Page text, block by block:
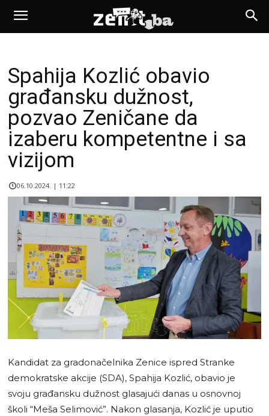
Spahija Kozlić obavio
građansku dužnost,
pozvao Zeničane da
izaberu kompetentne i sa
vizijom
06.10.2024. | 11:22
Kandidat za gradonačelnika Zenice ispred Stranke
demokratske akcije (SDA), Spahija Kozlić, obavio je
svoju građansku dužnost glasajući danas u osnovnoj
školi “Meša Selimović”. Nakon glasanja, Kozlić je uputio